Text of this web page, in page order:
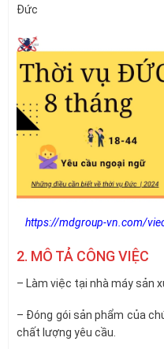
Đức
https://mdgroup-vn.com/
2. MÔ TẢ CÔNG VIỆC
– Làm việc tại nhà máy sản
– Đóng gói sản phẩm của
chất lượng yêu cầu.